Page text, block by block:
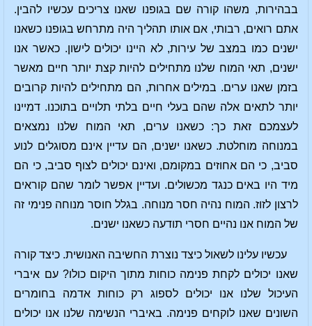
בבהירות, משהו קורה שם בגופנו שאנו צריכים עכשיו להבין.
אתם רואים, רבותי, אם אותו תהליך היה מתרחש בגופנו כשאנו
ישנים כמו במצב של עירות, לא היינו יכולים לישון. כאשר אנו
ישנים, תאי המוח שלנו מתחילים להיות קצת יותר חיים מאשר
בזמן שאנו ערים. במילים אחרות, הם מתחילים להיות קרובים
יותר לתאים אלה שהם בעלי חיים בלתי תלויים בתוכנו. דמיינו
לעצמכם זאת כך: כשאנו ערים, תאי המוח שלנו נמצאים
במנוחה מוחלטת. כשאנו ישנים, הם עדיין אינם מסוגלים לנוע
סביב, כי הם אחוזים במקומם, ואינם יכולים לצוף סביב, כי הם
מיד היו באים כנגד מכשולים. ועדיין אפשר לומר שהם קוראים
לרצון לזוז. המוח נהיה חסר מנוחה. בגלל חוסר מנוחה פנימי זה
של המוח אנו נהיים חסרי תודעה כשאנו ישנים.
עכשיו עלינו לשאול כיצד נוצרת החשיבה האנושית. כיצד קורה
שאנו יכולים לקחת פנימה כוחות מתוך היקום כולו? עם איברי
העיכול שלנו אנו יכולים לספוג רק כוחות אדמה בחומרים
השונים שאנו לוקחים פנימה. באיברי הנשימה שלנו אנו יכולים